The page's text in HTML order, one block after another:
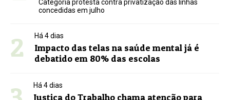
Categoria protesta contra privatização das linhas
concedidas em julho
2 Há 4 dias
Impacto das telas na saúde mental já é
debatido em 80% das escolas
Há 4 dias
Justiça do Trabalho chama atenção para